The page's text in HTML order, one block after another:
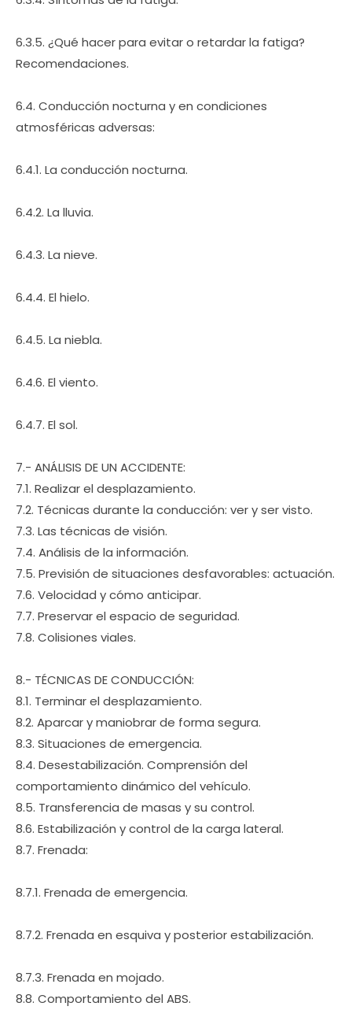
6.3.5. ¿Qué hacer para evitar o retardar la fatiga?
Recomendaciones.
6.4. Conducción nocturna y en condiciones
atmosféricas adversas:
6.4.1. La conducción nocturna.
6.4.2. La lluvia.
6.4.3. La nieve.
6.4.4. El hielo.
6.4.5. La niebla.
6.4.6. El viento.
6.4.7. El sol.
7.- ANÁLISIS DE UN ACCIDENTE:
7.1. Realizar el desplazamiento.
7.2. Técnicas durante la conducción: ver y ser visto.
7.3. Las técnicas de visión.
7.4. Análisis de la información.
7.5. Previsión de situaciones desfavorables: actuación.
7.6. Velocidad y cómo anticipar.
7.7. Preservar el espacio de seguridad.
7.8. Colisiones viales.
8.- TÉCNICAS DE CONDUCCIÓN:
8.1. Terminar el desplazamiento.
8.2. Aparcar y maniobrar de forma segura.
8.3. Situaciones de emergencia.
8.4. Desestabilización. Comprensión del
comportamiento dinámico del vehículo.
8.5. Transferencia de masas y su control.
8.6. Estabilización y control de la carga lateral.
8.7. Frenada:
8.7.1. Frenada de emergencia.
8.7.2. Frenada en esquiva y posterior estabilización.
8.7.3. Frenada en mojado.
8.8. Comportamiento del ABS.